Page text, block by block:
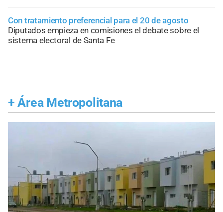
Con tratamiento preferencial para el 20 de agosto
Diputados empieza en comisiones el debate sobre el
sistema electoral de Santa Fe
+ Área Metropolitana